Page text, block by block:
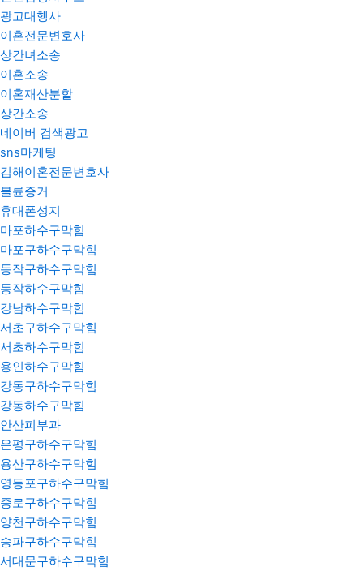
광고대행사
이혼전문변호사
상간녀소송
이혼소송
이혼재산분할
상간소송
네이버 검색광고
sns마케팅
김해이혼전문변호사
불륜증거
휴대폰성지
마포하수구막힘
마포구하수구막힘
동작구하수구막힘
동작하수구막힘
강남하수구막힘
서초구하수구막힘
서초하수구막힘
용인하수구막힘
강동구하수구막힘
강동하수구막힘
안산피부과
은평구하수구막힘
용산구하수구막힘
영등포구하수구막힘
종로구하수구막힘
양천구하수구막힘
송파구하수구막힘
서대문구하수구막힘